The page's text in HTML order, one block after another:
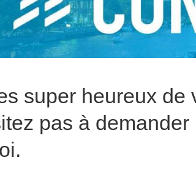
super heureux de
pas à demander